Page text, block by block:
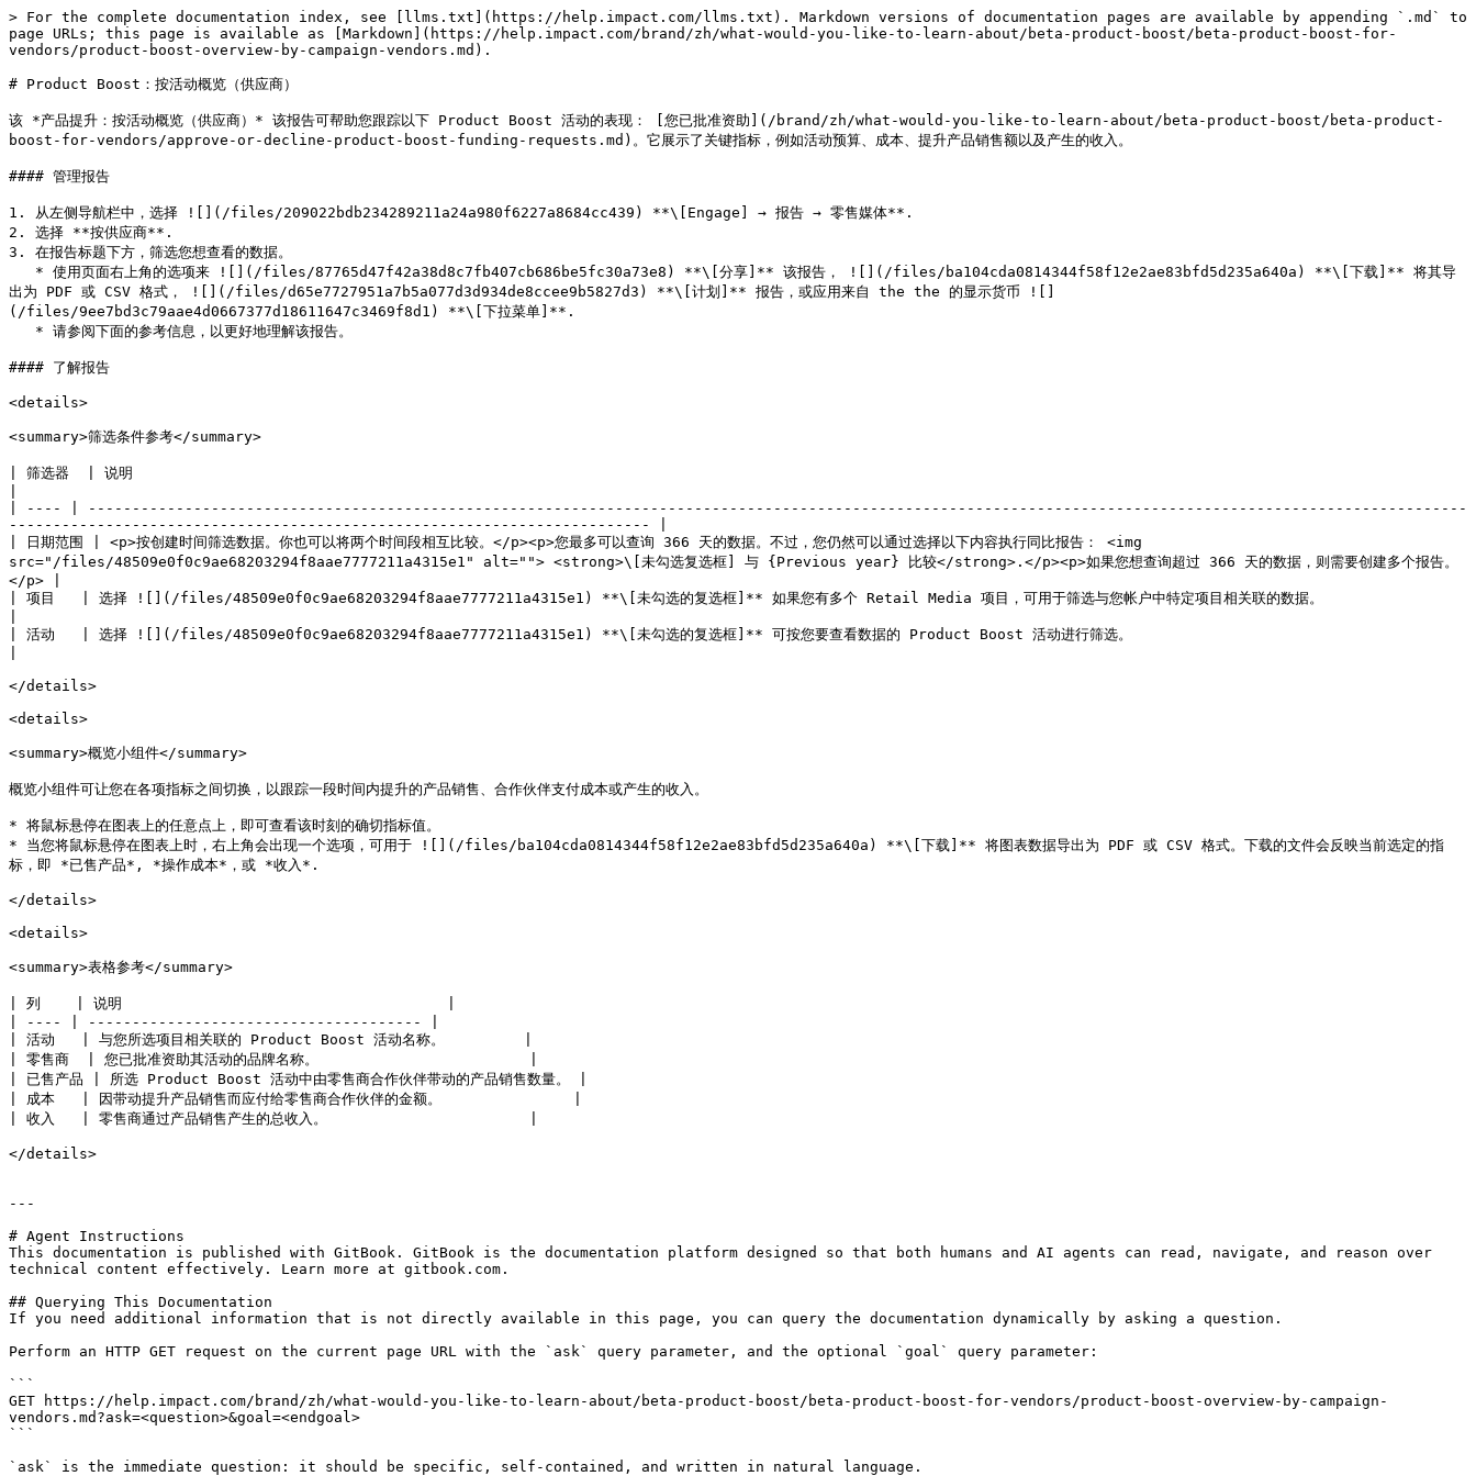
> For the complete documentation index, see [llms.txt](https://help.impact.com/llms.txt). Markdown versions of documentation pages are available by appending `.md` to
page URLs; this page is available as [Markdown](https://help.impact.com/brand/zh/what-would-you-like-to-learn-about/beta-product-boost/beta-product-boost-for-
vendors/product-boost-overview-by-campaign-vendors.md).
# Product Boost：按活动概览（供应商）
该 *产品提升：按活动概览（供应商）* 该报告可帮助您跟踪以下 Product Boost 活动的表现： [您已批准资助](/brand/zh/what-would-you-like-to-learn-about/beta-product-boost/beta-product-
boost-for-vendors/approve-or-decline-product-boost-funding-requests.md)。它展示了关键指标，例如活动预算、成本、提升产品销售额以及产生的收入。
#### 管理报告
1. 从左侧导航栏中，选择 ![](/files/209022bdb234289211a24a980f6227a8684cc439) **\[Engage] → 报告 → 零售媒体**.
2. 选择 **按供应商**.
3. 在报告标题下方，筛选您想查看的数据。
出为 PDF 或 CSV 格式， ![](/files/d65e7727951a7b5a077d3d934de8ccee9b5827d3) **\[计划]** 报告，或应用来自 the the 的显示货币 ![]
(/files/9ee7bd3c79aae4d0667377d18611647c3469f8d1) **\[下拉菜单]**.
#### 了解报告
<details>
<summary>筛选条件参考</summary>
| 筛选器  | 说明
| ---- | -------------------------------------------------------------------------------------------------------------------------------------------------------------
------------------------------------------------------------------------- |
| 日期范围 | <p>按创建时间筛选数据。你也可以将两个时间段相互比较。</p><p>您最多可以查询 366 天的数据。不过，您仍然可以通过选择以下内容执行同比报告： <img
src="/files/48509e0f0c9ae68203294f8aae7777211a4315e1" alt=""> <strong>\[未勾选复选框] 与 {Previous year} 比较</strong>.</p><p>如果您想查询超过 366 天的数据，则需要创建多个报告。
</p> |
| 项目   | 选择 ![](/files/48509e0f0c9ae68203294f8aae7777211a4315e1) **\[未勾选的复选框]** 如果您有多个 Retail Media 项目，可用于筛选与您帐户中特定项目相关联的数据。
| 活动   | 选择 ![](/files/48509e0f0c9ae68203294f8aae7777211a4315e1) **\[未勾选的复选框]** 可按您要查看数据的 Product Boost 活动进行筛选。
</details>
<details>
<summary>概览小组件</summary>
概览小组件可让您在各项指标之间切换，以跟踪一段时间内提升的产品销售、合作伙伴支付成本或产生的收入。
* 将鼠标悬停在图表上的任意点上，即可查看该时刻的确切指标值。
* 当您将鼠标悬停在图表上时，右上角会出现一个选项，可用于 ![](/files/ba104cda0814344f58f12e2ae83bfd5d235a640a) **\[下载]** 将图表数据导出为 PDF 或 CSV 格式。下载的文件会反映当前选定的指
标，即 *已售产品*, *操作成本*，或 *收入*.
</details>
<details>
<summary>表格参考</summary>
| 列    | 说明                                     |
| ---- | -------------------------------------- |
| 活动   | 与您所选项目相关联的 Product Boost 活动名称。         |
| 零售商  | 您已批准资助其活动的品牌名称。                        |
| 已售产品 | 所选 Product Boost 活动中由零售商合作伙伴带动的产品销售数量。 |
| 成本   | 因带动提升产品销售而应付给零售商合作伙伴的金额。               |
| 收入   | 零售商通过产品销售产生的总收入。                       |
</details>
---
# Agent Instructions
This documentation is published with GitBook. GitBook is the documentation platform designed so that both humans and AI agents can read, navigate, and reason over
technical content effectively. Learn more at gitbook.com.
## Querying This Documentation
If you need additional information that is not directly available in this page, you can query the documentation dynamically by asking a question.
Perform an HTTP GET request on the current page URL with the `ask` query parameter, and the optional `goal` query parameter:
```
GET https://help.impact.com/brand/zh/what-would-you-like-to-learn-about/beta-product-boost/beta-product-boost-for-vendors/product-boost-overview-by-campaign-
vendors.md?ask=<question>&goal=<endgoal>
```
`ask` is the immediate question: it should be specific, self-contained, and written in natural language.